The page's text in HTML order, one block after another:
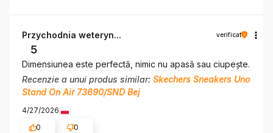
Przychodnia weteryn... verificat
5
Dimensiunea este perfectă, nimic nu apasă sau ciupește.
Recenzie a unui produs similar: Skechers Sneakers Uno
Stand On Air 73690/SND Bej
4/27/2026
0
0